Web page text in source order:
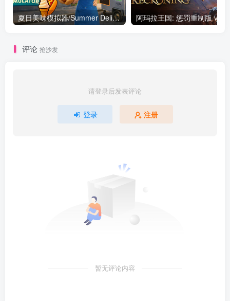
夏日美味模拟器/Summer Delicious Simulator Build.22333807|模拟经营|容量4.3GB|免安装绿色中文版
评论 抢沙发
请登录后发表评论
登录 注册
暂无评论内容